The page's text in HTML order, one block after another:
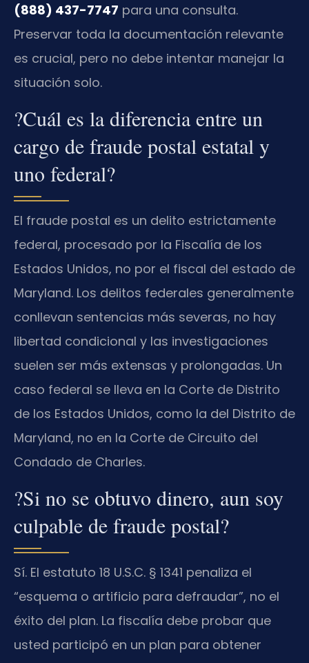
(888) 437-7747 para una consulta.
Preservar toda la documentación relevante
es crucial, pero no debe intentar manejar la
situación solo.
?Cuál es la diferencia entre un
cargo de fraude postal estatal y
uno federal?
El fraude postal es un delito estrictamente
federal, procesado por la Fiscalía de los
Estados Unidos, no por el fiscal del estado de
Maryland. Los delitos federales generalmente
conllevan sentencias más severas, no hay
libertad condicional y las investigaciones
suelen ser más extensas y prolongadas. Un
caso federal se lleva en la Corte de Distrito
de los Estados Unidos, como la del Distrito de
Maryland, no en la Corte de Circuito del
Condado de Charles.
?Si no se obtuvo dinero, aun soy
culpable de fraude postal?
Sí. El estatuto 18 U.S.C. § 1341 penaliza el
“esquema o artificio para defraudar”, no el
éxito del plan. La fiscalía debe probar que
usted participó en un plan para obtener